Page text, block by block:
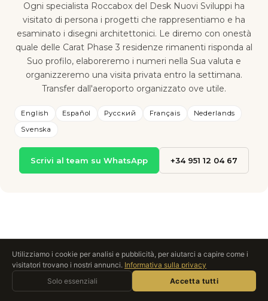
Ogni specialista Roccabox del Desk Nuovi Sviluppi ha
visitato di persona i progetti che rappresentiamo e ha
esaminato i disegni architettonici. Le diremo con onestà
quale delle Carat Phase 3 residenze rimanenti risponda al
Suo profilo, elaboreremo i numeri nella Sua valuta e
organizzeremo una visita privata entro la settimana.
Transfer dall'aeroporto organizzato ove utile.
English Español Русский Français
Nederlands
Svenska
Scrivi al team su WhatsApp +34 951 12 04 67
NUMERI REALI
Comprenda il quadro
Chiedi a Roccabox
ASSISTENTE AI · IN TEMPO REALE
Utilizziamo i cookie per analisi e pubblicità, per aiutarci a capire come i
visitatori trovano i nostri annunci. Informativa sulla privacy
Solo essenziali
Accetta tutti